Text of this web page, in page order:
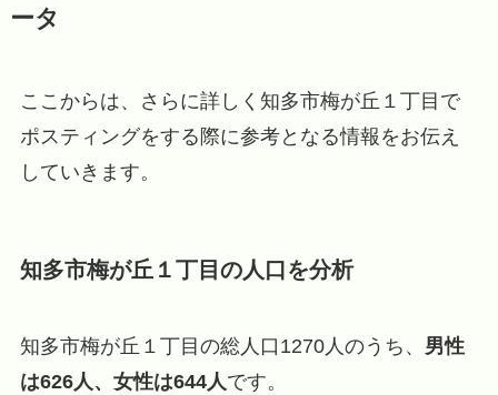
ータ
ここからは、さらに詳しく知多市梅が丘１丁目で
ポスティングをする際に参考となる情報をお伝え
していきます。
知多市梅が丘１丁目の人口を分析
知多市梅が丘１丁目の総人口1270人のうち、 男性
は626人、女性は644人です。